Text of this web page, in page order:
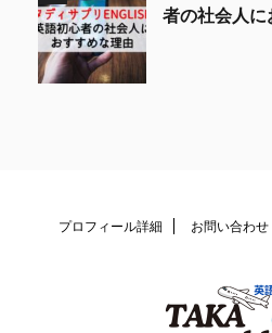
者の社会人に
プロフィール詳細 お問い合わせ